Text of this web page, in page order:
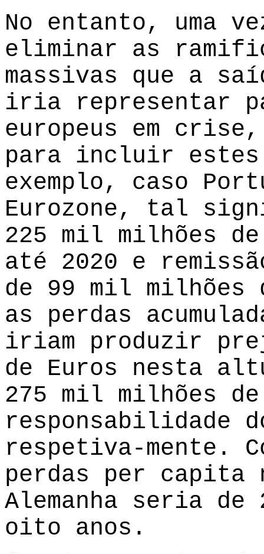
No entanto, uma
eliminar as
massivas que a
iria representar
europeus em
para incluir
exemplo, caso
Eurozone, tal
225 mil milhões de
até 2020 e
de 99 mil milhões
as perdas
iriam produzir
de Euros nesta
275 mil milhões
responsabilidade
respetiva-mente.
perdas per capita
Alemanha seria de
oito anos.